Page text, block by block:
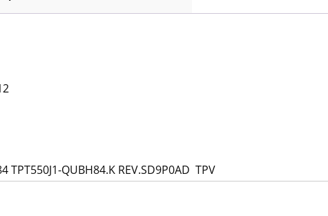
TPT550J1-QUBH84.K REV.SD9P0AD TPV